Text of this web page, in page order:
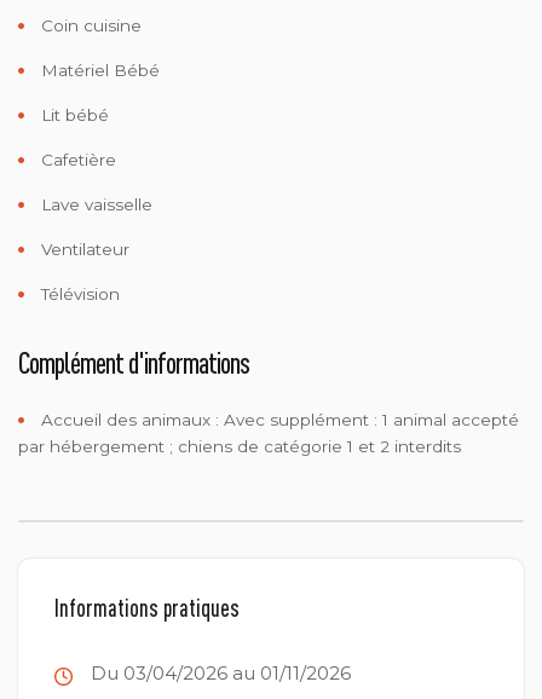
Coin cuisine
Matériel Bébé
Lit bébé
Cafetière
Lave vaisselle
Ventilateur
Télévision
Complément d'informations
Accueil des animaux : Avec supplément : 1 animal accepté
par hébergement ; chiens de catégorie 1 et 2 interdits
Informations pratiques
Du 03/04/2026 au 01/11/2026